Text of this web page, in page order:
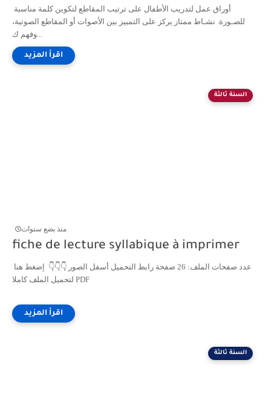
للصـورة. نشـاط ممتاز يركز على التمييز بين الأصوات أو المقاطع الصوتية،
وفهم ك...
السنة ثالثة
منذ بضع سنوات
fiche de lecture syllabique à imprimer
لتحميل الملف كاملا PDF
السنة ثالثة